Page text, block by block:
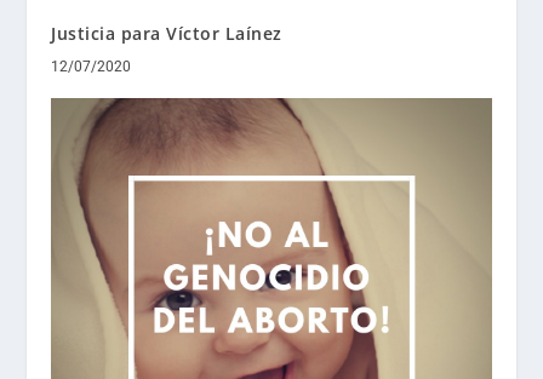
Justicia para Víctor Laínez
12/07/2020